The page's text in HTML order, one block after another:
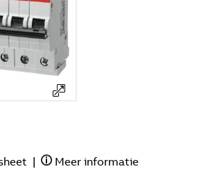
| Meer informatie